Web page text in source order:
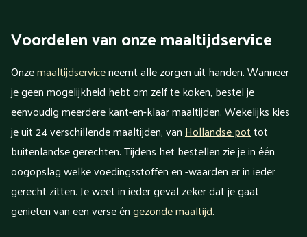
Voordelen van onze maaltijdservice
Onzemaaltijdserviceneemt alle zorgen uit handen. Wanneer
je geen mogelijkheid hebt om zelf te koken, bestel je
eenvoudig meerdere kant-en-klaar maaltijden. Wekelijks kies
je uit 24 verschillende maaltijden, van Hollandse pottot
buitenlandse gerechten. Tijdens het bestellen zie je in één
oogopslag welke voedingsstoffen en -waarden er in ieder
gerecht zitten. Je weet in ieder geval zeker dat je gaat
genieten van een verse éngezonde maaltijd.